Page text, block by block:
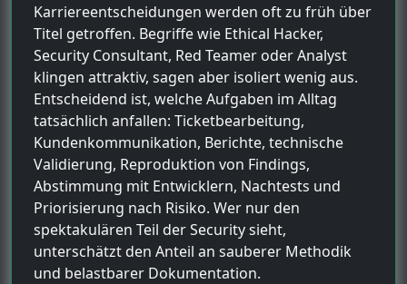
Karriereentscheidungen werden oft zu früh über
Titel getroffen. Begriffe wie Ethical Hacker,
Security Consultant, Red Teamer oder Analyst
klingen attraktiv, sagen aber isoliert wenig aus.
Entscheidend ist, welche Aufgaben im Alltag
tatsächlich anfallen: Ticketbearbeitung,
Kundenkommunikation, Berichte, technische
Validierung, Reproduktion von Findings,
Abstimmung mit Entwicklern, Nachtests und
Priorisierung nach Risiko. Wer nur den
spektakulären Teil der Security sieht,
unterschätzt den Anteil an sauberer Methodik
und belastbarer Dokumentation.